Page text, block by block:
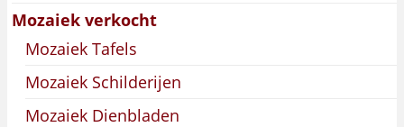
Mozaiek verkocht
Mozaiek Tafels
Mozaiek Schilderijen
Mozaiek Dienbladen